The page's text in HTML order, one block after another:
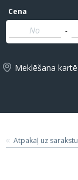
Cena
-
Meklēšana kartē
Atpakaļ uz sarakstu